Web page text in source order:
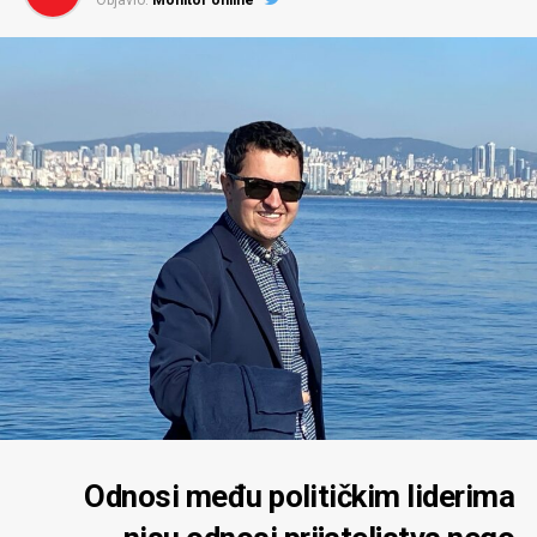
nastavi izvođenje radova uprkos rješenju urbanističko-
građevinske inspekcije kojim je građenje bilo zabranjeno.
poražavajućom činjenicom da se državni organi stavljaju
u funkciju zaobilaženja zakona koje su sami dužni da
primjenjuju.
Nažalost, moram istaći da ovaj slučaj nije izolovan.
Svjedočimo kontinuiranoj devastaciji prostora, posebno
na području Bokokotorskog zaliva, koji je pod zaštitom
UNESCO-a. Umjesto da bude primjer odgovornog
upravljanja svjetskom kulturnom i prirodnom baštinom,
zaliv se pretvara u ogromno gradilište, okruženo
kamenolomima, sa sve intenzivnijom betonizacijom
obale i trajnim narušavanjem prostora koji predstavlja
Dakle, suština prijave je u tome što ona pokazuje da
Odnosi među političkim liderima